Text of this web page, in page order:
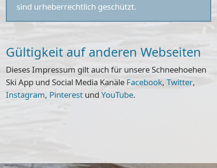
sind urheberrechtlich geschützt.
Gültigkeit auf anderen Webseiten
Dieses Impressum gilt auch für unsere Schneehoehen
Ski App und Social Media Kanäle Facebook, Twitter,
Instagram, Pinterest und YouTube.